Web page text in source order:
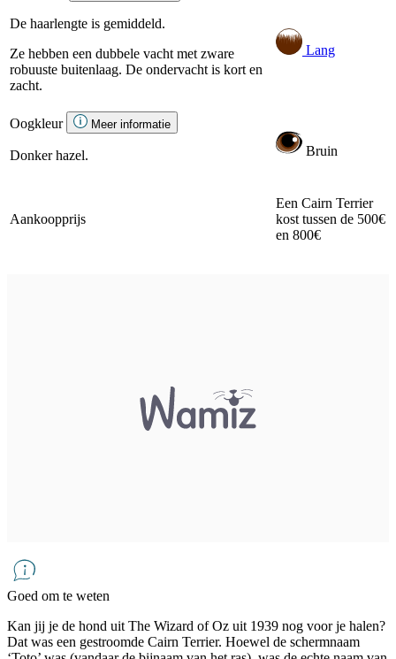
De haarlengte is gemiddeld.
Ze hebben een dubbele vacht met zware
robuuste buitenlaag. De ondervacht is kort en
zacht.
Lang
Oogkleur Meer informatie
Donker hazel. Bruin
Aankoopprijs
Een Cairn Terrier
kost tussen de 500€
en 800€
Goed om te weten
Kan jij je de hond uit The Wizard of Oz uit 1939 nog voor je halen?
Dat was een gestroomde Cairn Terrier. Hoewel de schermnaam